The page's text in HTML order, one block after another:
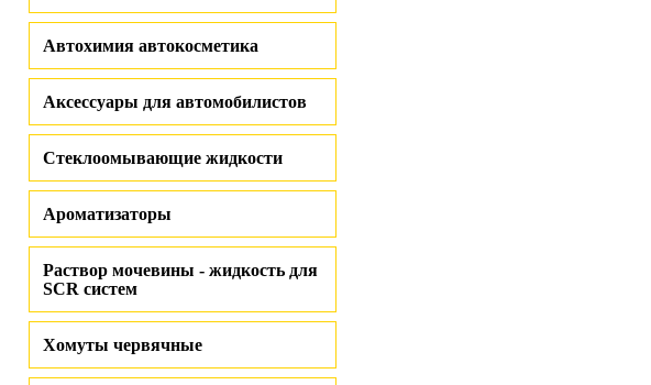
Автохимия автокосметика
Аксессуары для автомобилистов
Стеклоомывающие жидкости
Ароматизаторы
Раствор мочевины - жидкость для
SCR систем
Хомуты червячные